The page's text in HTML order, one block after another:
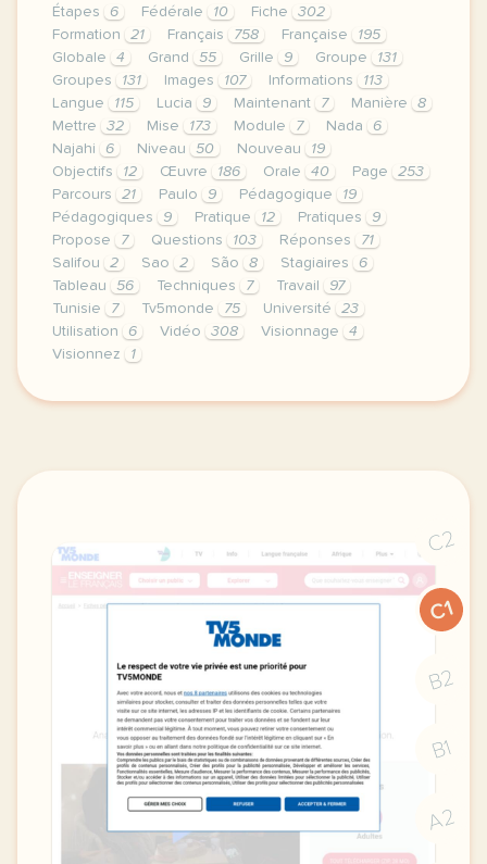
Étapes
6 Fédérale 10 Fiche
302
Formation
21 Français 758 Française
195
Globale
4 Grand 55 Grille 9 Groupe
131
Groupes
131 Images 107 Informations
113
Langue
115 Lucia 9 Maintenant 7 Manière
8
Mettre
32 Mise 173 Module 7 Nada
6
Najahi
6 Niveau 50 Nouveau
19
Objectifs
12 Œuvre 186 Orale 40 Page
253
Parcours
21 Paulo 9 Pédagogique
19
Pédagogiques
9 Pratique 12 Pratiques
9
Propose
7 Questions 103 Réponses
71
Salifou
2 Sao 2 São 8 Stagiaires
6
Tableau
56 Techniques 7 Travail
97
Tunisie
7 Tv5monde 75 Université
23
Utilisation
6 Vidéo 308 Visionnage
4
Visionnez
1
le respect de votre vie privee est une priorite
C2
C1
B2
B1
A2